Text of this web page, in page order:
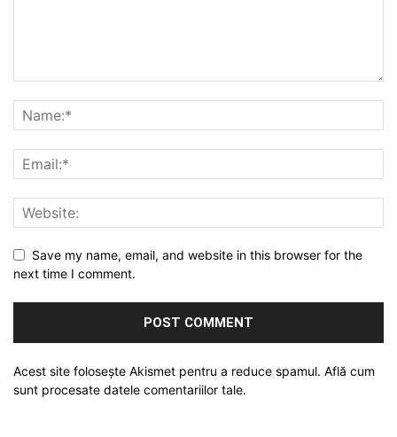
Save my name, email, and website in this browser for the
next time I comment.
Acest site folosește Akismet pentru a reduce spamul. Află cum
sunt procesate datele comentariilor tale.